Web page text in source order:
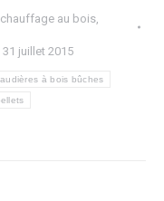
chauffage au bois,
31 juillet 2015
à bois bûches